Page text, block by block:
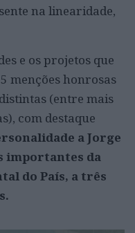
na linearidade,
e os projetos que
menções honrosas
(entre mais
com destaque
a Jorge
importantes da
do País, a três